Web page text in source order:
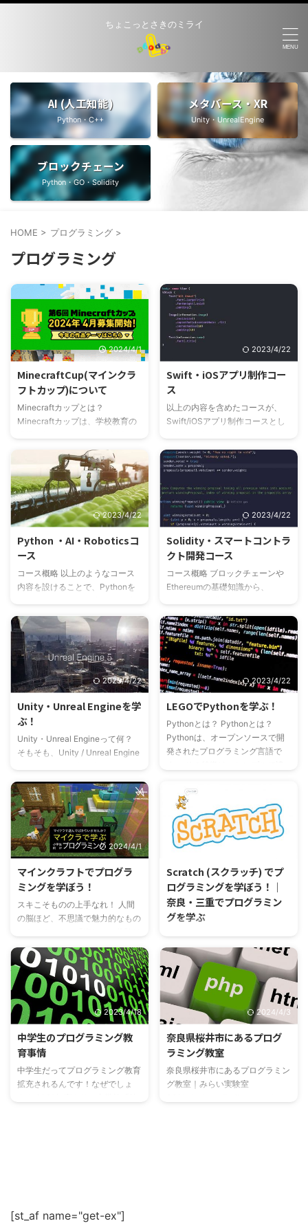
ちょこっとさきのミライ
AI (人工知能)
Python・C++
メタバース・XR
Unity・UnrealEngine
ブロックチェーン
Python・GO・Solidity
HOME > プログラミング >
プログラミング
2024/4/1
MinecraftCup(マインクラ
フトカップ)について
Minecraftカップとは？
Minecraftカップは、学校教育の
ンクラフト」で作られた作品を全
国・海外から募集し、内容を競い
合う大会です。この大会は、子ど
もたちがプログラミング的思考を
学びながら、クリエイティブな世
界を探求する素晴らしい機会で
す。 教育版マインクラフトと
は？ 教育版マインクラフトは、
ものづくりゲームの一種である
Minecraft（マインクラフト・略
称「マイクラ」）を、プログラミ
教育向けエディショ ...
2023/4/22
Swift・iOSアプリ制作コー
ス
以上の内容を含めたコースが、
Swift/iOSアプリ制作コースとし
た、より詳細な内容を含める場合
は、SwiftUIやARKit、Core MLな
どのフレームワークを取り入れる
こともできます。 プレイグラウ
ンドアプリで始める小学生からの
iOSアプリコース プレイグラウン
ドアプリを使ったコースでは、基
礎的なSwiftの構文から始め、プ
ログラミングの応用や実践的なプ
ログラミングのスキルを身に付け
ることができます。また、プレイ
...
2023/4/22
Python ・AI・Roboticsコ
ース
コース概略 以上のようなコース
内容を設けることで、Pythonを
用まで幅広く学ぶことができま
す。特に、NumPyやPandas、
Matplotlib、OpenCV、ROSなど
のライブラリを用いた実践的なプ
ログラミングや、機械学習の基礎
を学ぶことで、AI/Robotics分野
での活用が期待できます。また、
ロボットシステムの開発について
も、実際のシステムを開発するた
めの知識やスキルを身に付けるこ
とができます。
2023/4/22
Solidity・スマートコントラ
クト開発コース
コース概略 ブロックチェーンや
Ethereumの基礎知識から、
ラクトの設計、TruffleやWeb3.js
を使った開発、DAppの開発まで
幅広く学ぶことができる高校生以
上、プログラミング既習中・上級
者向けのオススメのコースです。
特に、スマートコントラクトの設
計や開発、DAppの開発に関して
は、実践的なプロジェクトや課題
を設けており、実践的なスキルを
身に付けることができます。ま
た、トランザクションの承認やス
際に ...
2023/4/22
Unity・Unreal Engineを学
ぶ！
Unity・Unreal Engineって何？
そもそも、Unity / Unreal Engine
ません。簡単に概要だけ説明しま
しょう。 Unity ・Unreal Engine
ともに、ゲームエンジンと呼ばれ
るゲーム制作に必要なツールや機
能を提供するソフトウェアで、
3Dモデリングやアニメーショ
処理、プログラミング環境など、
様々な要素を統合的に扱うことが
できる統合型開発環境と呼ばれる
ソフトウェアです。名だたる有名
2023/4/22
LEGOでPythonを学ぶ！
Pythonとは？ Pythonとは？
Pythonは、オープンソースで開
発されたプログラミング言語で
データサイエンティストに広く使
われています。Pythonは、コー
ドの記述量が少なくて済み、処理
速度が速く、多くのライブラリが
あるため、複雑なタスクを簡単に
Pythonは様々な分野で活躍し、
Web開発、データ分析、機械学
習、科学計算、自然言語処理など
に利用されています。Python
2024/4/1
マインクラフトでプログラ
ミングを学ぼう！
スキこそものの上手なれ！ 人間
の脳ほど、不思議で魅力的なもの
『好き』に変わります。いくら勉
強しなさいと言っても全く耳を傾
けない子供でも、好きなことは率
先してやります。それどころか、
もうちょっと！、まだやりたい！
などと言って帰ろうともしませ
たら、お父さん・お母さんも苦労
しませんね。 そこでマインクラ
フトの出番です（笑） マインク
ラフトプログラミングはスキを学
Scratch (スクラッチ) でプ
ログラミングを学ぼう！｜
奈良・三重でプログラミン
グを学ぶ
2020年度 小学校でプログラミ
ング教育必修化 2020年度の小学
校でのプログラミング教育必修化
を機に、関心度急上昇中の『子供
向けプログラミング』 その中で
も、MIT(マサチューセッツ工科
大学)で開発され、全世界で広く
活用されているのが、ビジュアル
プログラミング言語”Scratch (ス
クラッチ)”です。 2020年度小学
校でプログラミング教育必修化と
は言われているものの、その内容
2023/4/18
中学生のプログラミング教
育事情
中学生だってプログラミング教育
拡充されるんです！なぜでしょ
と思います。 結論から申します
2024/4/3
奈良県桜井市にあるプログ
ラミング教室
奈良県桜井市にあるプログラミン
グ教室｜みらい実験室
[st_af name="get-ex"]